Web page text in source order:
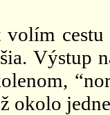
volím
Výstup
okolo